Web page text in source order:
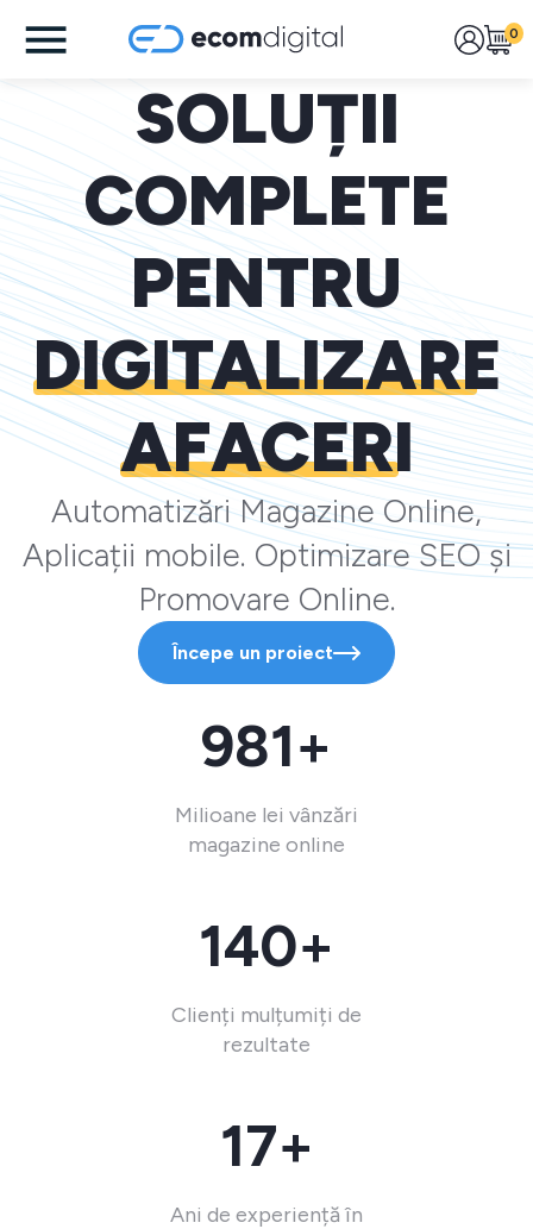
0
SOLUȚII
COMPLETE
PENTRU
DIGITALIZARE
AFACERI
Automatizări Magazine Online,
Aplicații mobile. Optimizare SEO și
Promovare Online.
Începe un proiect
981+
Milioane lei vânzări
magazine online
140+
Clienți mulțumiți de
rezultate
17+
Ani de experiență în